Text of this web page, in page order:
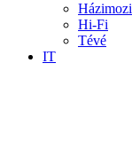
Házimozi
Hi-Fi
Tévé
IT